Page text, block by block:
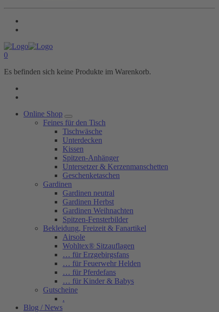
0
Es befinden sich keine Produkte im Warenkorb.
Online Shop
Feines für den Tisch
Tischwäsche
Unterdecken
Kissen
Spitzen-Anhänger
Untersetzer & Kerzenmanschetten
Geschenketaschen
Gardinen
Gardinen neutral
Gardinen Herbst
Gardinen Weihnachten
Spitzen-Fensterbilder
Bekleidung, Freizeit & Fanartikel
Airsole
Wohltex® Sitzauflagen
… für Erzgebirgsfans
… für Feuerwehr Helden
… für Pferdefans
… für Kinder & Babys
Gutscheine
.
Blog / News